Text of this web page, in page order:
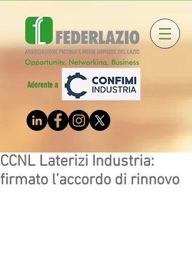
Aderente a
CCNL Laterizi Industria:
firmato l’accordo di rinnovo